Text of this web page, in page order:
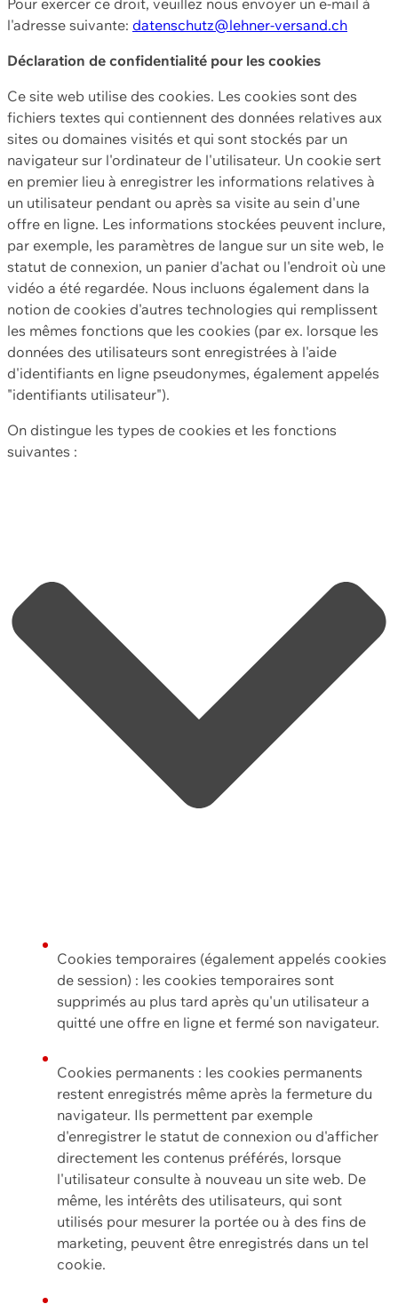
l'adresse suivante: datenschutz@lehner-versand.ch
Déclaration de confidentialité pour les cookies
Ce site web utilise des cookies. Les cookies sont des
fichiers textes qui contiennent des données relatives aux
sites ou domaines visités et qui sont stockés par un
navigateur sur l'ordinateur de l'utilisateur. Un cookie sert
en premier lieu à enregistrer les informations relatives à
un utilisateur pendant ou après sa visite au sein d'une
offre en ligne. Les informations stockées peuvent inclure,
par exemple, les paramètres de langue sur un site web, le
statut de connexion, un panier d'achat ou l'endroit où une
vidéo a été regardée. Nous incluons également dans la
notion de cookies d'autres technologies qui remplissent
les mêmes fonctions que les cookies (par ex. lorsque les
données des utilisateurs sont enregistrées à l'aide
d'identifiants en ligne pseudonymes, également appelés
"identifiants utilisateur").
On distingue les types de cookies et les fonctions
suivantes :
Cookies temporaires (également appelés cookies
de session) : les cookies temporaires sont
supprimés au plus tard après qu'un utilisateur a
quitté une offre en ligne et fermé son navigateur.
Cookies permanents : les cookies permanents
restent enregistrés même après la fermeture du
navigateur. Ils permettent par exemple
d'enregistrer le statut de connexion ou d'afficher
directement les contenus préférés, lorsque
l'utilisateur consulte à nouveau un site web. De
même, les intérêts des utilisateurs, qui sont
utilisés pour mesurer la portée ou à des fins de
marketing, peuvent être enregistrés dans un tel
cookie.